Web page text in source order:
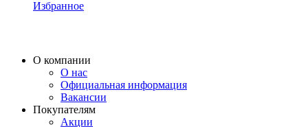
Избранное
О компании
О нас
Официальная информация
Вакансии
Покупателям
Акции